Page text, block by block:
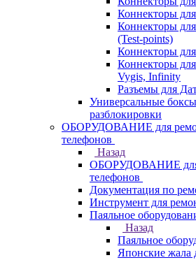
Коннекторы
Коннекторы
(Test-points)
Коннекторы
Коннекторы
Vygis, Infinity
Разъемы для
Универсальные
разблокировки
ОБОРУДОВАНИЕ для
телефонов
Назад
ОБОРУДОВАНИЕ для
телефонов
Документация по
Инструмент для
Паяльное
Назад
Паяльное
Японские жала